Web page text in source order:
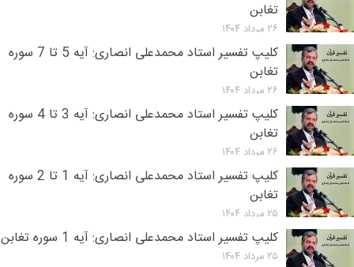
تغابن
۲۶ مرداد ۱۴۰۴
کلیپ تفسیر استاد محمدعلی انصاری: آیه 5 تا 7 سوره
تغابن
۲۶ مرداد ۱۴۰۴
کلیپ تفسیر استاد محمدعلی انصاری: آیه 3 تا 4 سوره
تغابن
۲۶ مرداد ۱۴۰۴
کلیپ تفسیر استاد محمدعلی انصاری: آیه 1 تا 2 سوره
تغابن
۲۵ مرداد ۱۴۰۴
کلیپ تفسیر استاد محمدعلی انصاری: آیه 1 سوره تغابن
۲۵ مرداد ۱۴۰۴